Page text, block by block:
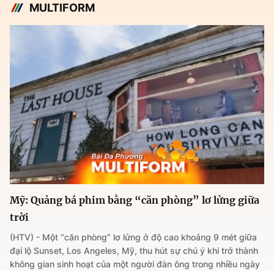
MULTIFORM
Mỹ: Quảng bá phim bằng “căn phòng” lơ lửng giữa
trời
(HTV) - Một “căn phòng” lơ lửng ở độ cao khoảng 9 mét giữa
đại lộ Sunset, Los Angeles, Mỹ, thu hút sự chú ý khi trở thành
không gian sinh hoạt của một người đàn ông trong nhiều ngày